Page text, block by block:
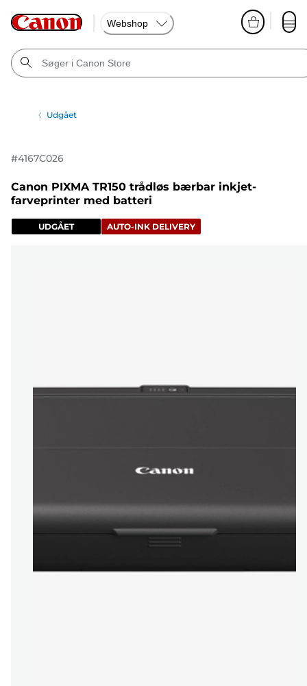
Webshop
Udgået
#4167C026
Canon PIXMA TR150 trådløs bærbar inkjet-
farveprinter med batteri
UDGÅET AUTO-INK DELIVERY